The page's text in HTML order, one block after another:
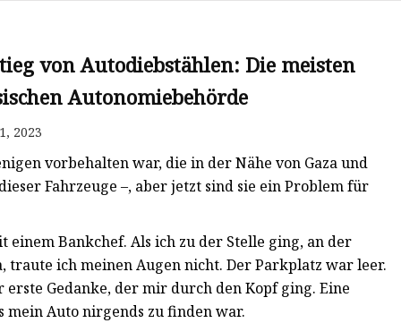
von Autodiebstählen: Die meisten
Autonomiebehörde
2023
vorbehalten war, die in der Nähe von Gaza und
Fahrzeuge –, aber jetzt sind sie ein Problem für
Bankchef. Als ich zu der Stelle ging, an der
ich meinen Augen nicht. Der Parkplatz war leer.
Gedanke, der mir durch den Kopf ging. Eine
mein Auto nirgends zu finden war.